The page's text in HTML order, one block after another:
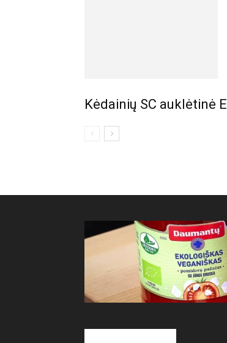
Kėdainių SC auklėtinė